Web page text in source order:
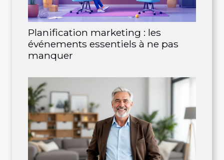
Planification marketing : les
événements essentiels à ne pas
manquer